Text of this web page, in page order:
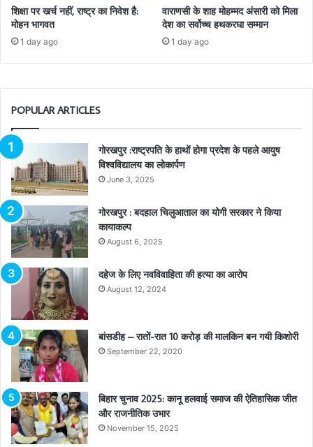
शिक्षा पर खर्च नहीं, राष्ट्र का निवेश है:
मोहन भागवत
1 day ago
वाराणसी के शाह मोहम्मद अंसारी को मिला
देश का सर्वोच्च हथकरघा सम्मान
1 day ago
POPULAR ARTICLES
गोरखपुर :राष्ट्रपति के हाथों होगा प्रदेश के पहले आयुष
विश्वविद्यालय का लोकार्पण
June 3, 2025
गोरखपुर : बदहाल चिलुआताल का योगी सरकार ने किया
कायाकल्प
August 6, 2025
दहेज के लिए नवविवाहिता की हत्या का आरोप
August 12, 2024
बांसडीह – रातों-रात 10 करोड़ की मालकिन बन गयी किशोरी
September 22, 2020
बिहार चुनाव 2025: कानू हलवाई समाज की ऐतिहासिक जीत
और राजनीतिक उभार
November 15, 2025